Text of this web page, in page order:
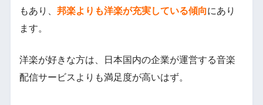
もあり、 邦楽よりも洋楽が充実している傾向にあり
ます。
洋楽が好きな方は、日本国内の企業が運営する音楽
配信サービスよりも満足度が高いはず。